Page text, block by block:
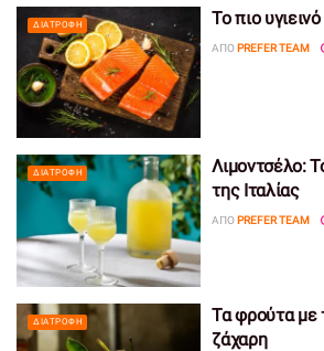
ΔΙΑΤΡΟΦΉ Το πιο
ΑΠΌ PREFER TEAM
ΔΙΑΤΡΟΦΉ
Λιμοντσέλο:
της Ιταλίας
ΑΠΌ PREFER TEAM
ΔΙΑΤΡΟΦΉ
Τα φρούτα με
ζάχαρη